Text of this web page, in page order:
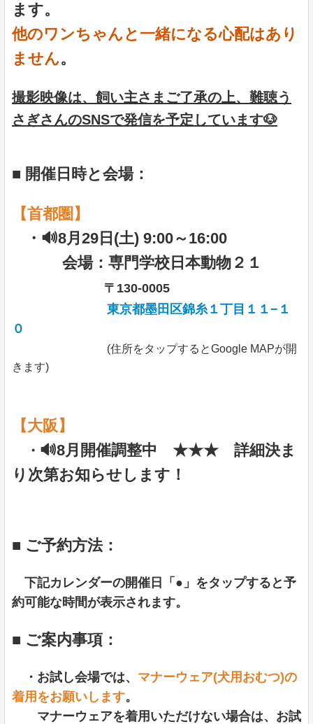
ます。
他のワンちゃんと一緒になる心配はあり
ません。
撮影映像は、飼い主さまご了承の上、難聴う
さぎさんのSNSで発信を予定しています🐶
■ 開催日時と会場：
【首都圏】
・🔊8月29日(土) 9:00～16:00
会場：専門学校日本動物２１
〒130-0005
東京都墨田区錦糸１丁目１１−１
０
(住所をタップするとGoogle MAPが開
きます)
【大阪】
・ 🔊8月開催調整中 ★★★ 詳細決ま
り次第お知らせします！
■ ご予約方法：
下記カレンダーの開催日「●」をタップすると予
約可能な時間が表示されます。
■ ご案内事項：
・お試し会場では、 マナーウェア(犬用おむつ)の
着用をお願いします。
マナーウェアを着用いただけない場合は、お試